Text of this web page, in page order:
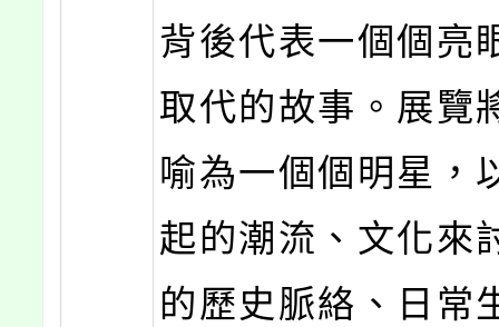
背後代表一個個亮
取代的故事。展覽
喻為一個個明星，
起的潮流、文化來
的歷史脈絡、日常